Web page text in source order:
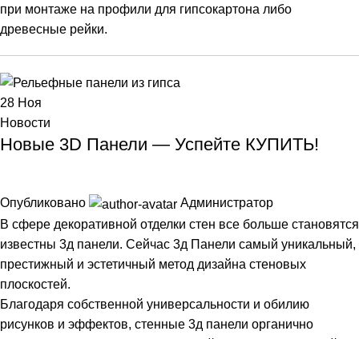
при монтаже на профили для гипсокартона либо
древесные рейки.
28 Ноя
Новости
Новые 3D Панели — Успейте КУПИТЬ!
Опубликовано
Администратор
В сфере декоративной отделки стен все больше становятся
известны 3д панели. Сейчас 3д Панели самый уникальный,
престижный и эстетичный метод дизайна стеновых
плоскостей.
Благодаря собственной универсальности и обилию
рисунков и эффектов, стенные 3д панели органично